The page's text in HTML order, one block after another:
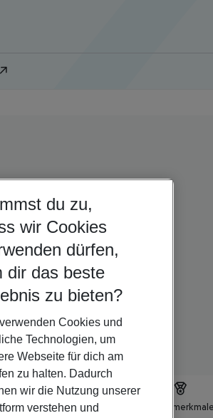
Hotelmerkmale
du zu,
wir Cookies
dürfen,
dir das beste
zu bieten?
Cookies und
Technologien, um
Webseite für dich am
zu halten. Dadurch
wir die Nutzung unserer
verstehen und